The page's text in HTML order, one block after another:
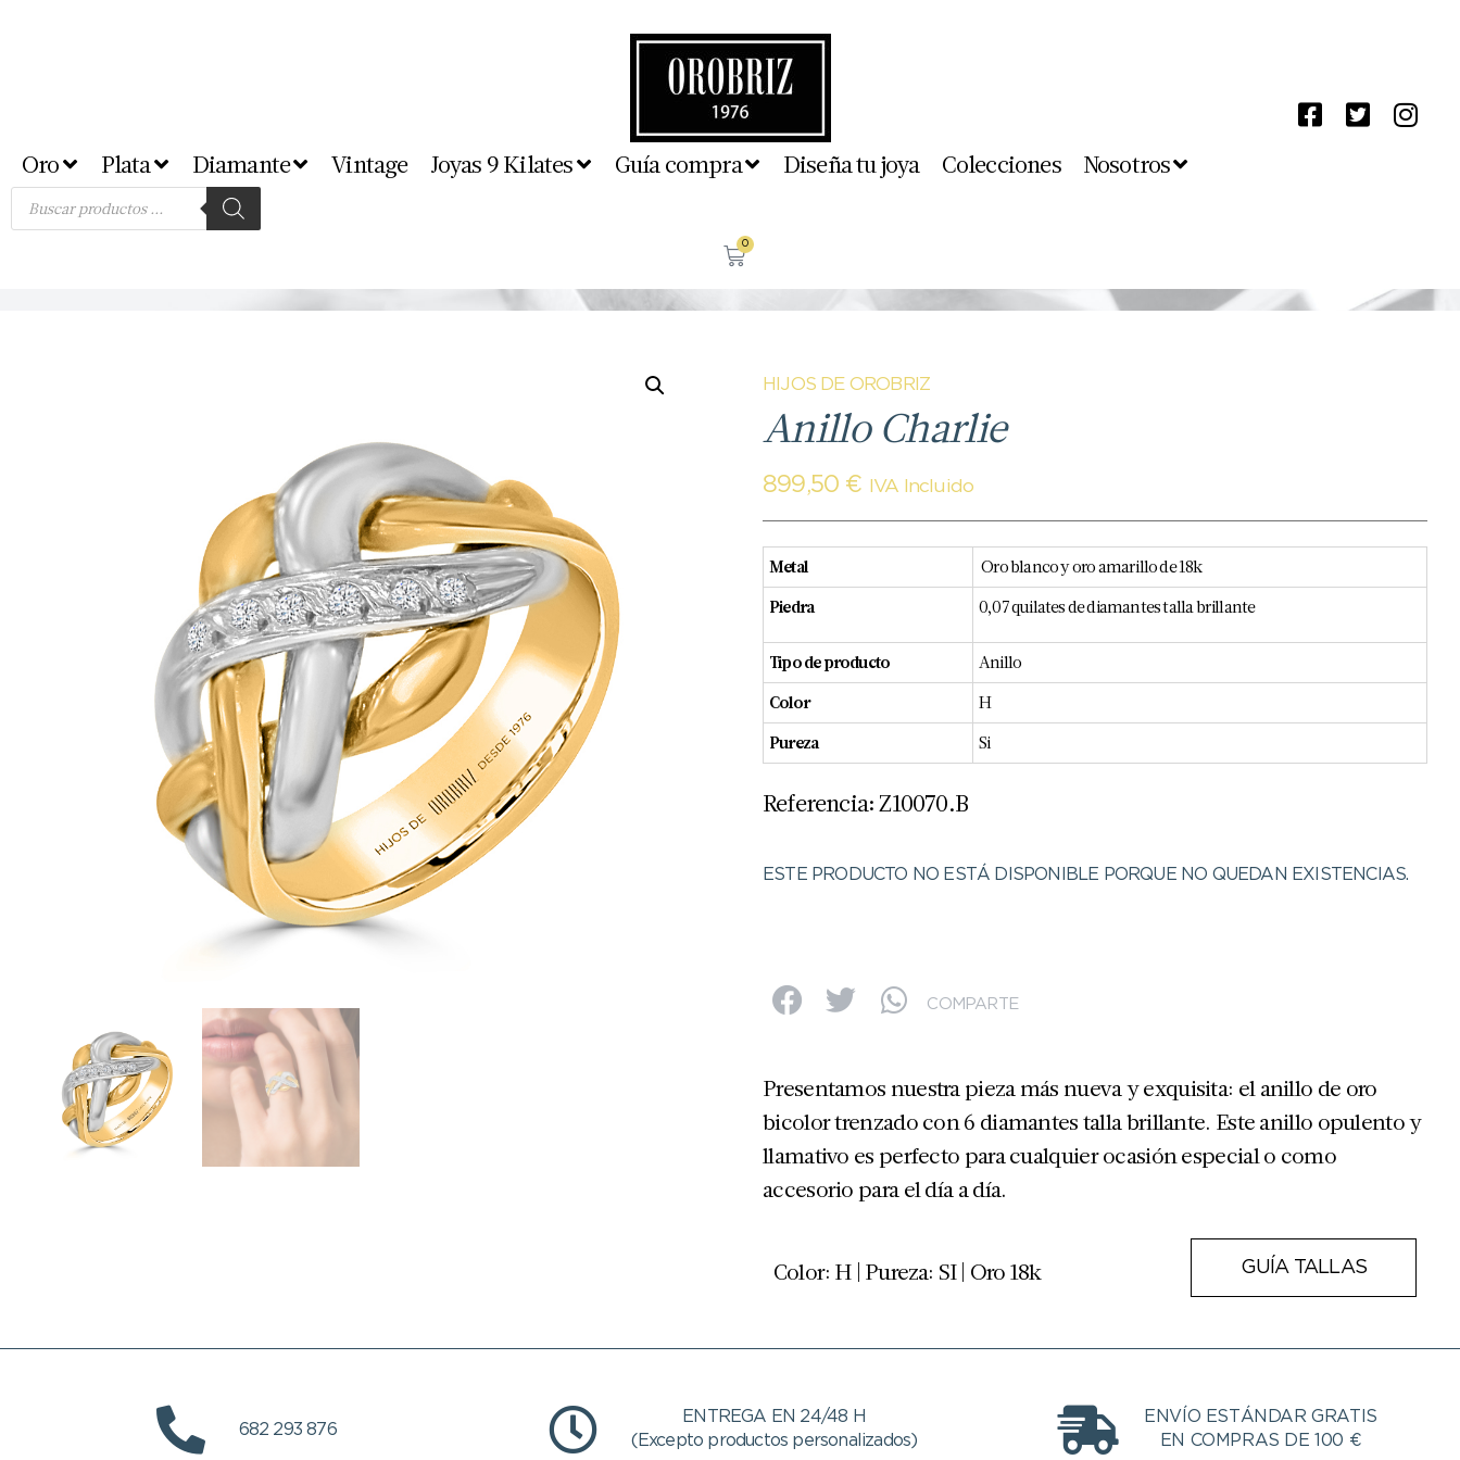
Oro Plata Diamante Vintage Joyas 9 Kilates Guía compra Diseña tu joya Colecciones Nosotros
0
HIJOS DE OROBRIZ
Anillo Charlie
899,50 € IVA Incluido
Metal
Oro blanco y oro amarillo de 18k
Piedra
0,07 quilates de diamantes talla brillante
Tipo de producto
Anillo
Color
H
Pureza
Si
Referencia: Z10070.B
ESTE PRODUCTO NO ESTÁ DISPONIBLE PORQUE NO QUEDAN EXISTENCIAS.
COMPARTE
Presentamos nuestra pieza más nueva y exquisita: el anillo de oro
bicolor trenzado con 6 diamantes talla brillante. Este anillo opulento y
llamativo es perfecto para cualquier ocasión especial o como
accesorio para el día a día.
Color: H | Pureza: SI | Oro 18k GUÍA TALLAS
682 293 876
ENTREGA EN 24/48 H
(Excepto productos personalizados)
ENVÍO ESTÁNDAR GRATIS
EN COMPRAS DE 100 €